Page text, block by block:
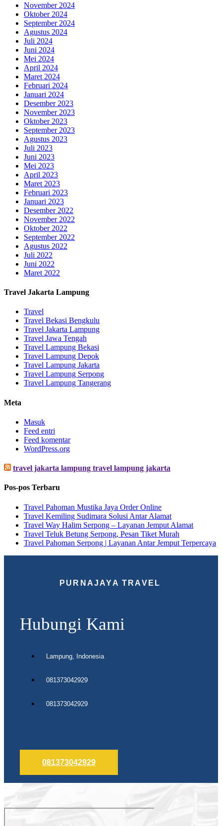
November 2024
Oktober 2024
September 2024
Agustus 2024
Juli 2024
Juni 2024
Mei 2024
April 2024
Maret 2024
Februari 2024
Januari 2024
Desember 2023
November 2023
Oktober 2023
September 2023
Agustus 2023
Juli 2023
Juni 2023
Mei 2023
April 2023
Maret 2023
Februari 2023
Januari 2023
Desember 2022
November 2022
Oktober 2022
September 2022
Agustus 2022
Juli 2022
Juni 2022
Maret 2022
Travel Jakarta Lampung
Travel
Travel Bekasi Bengkulu
Travel Jakarta Lampung
Travel Jawa Tengah
Travel Lampung Bekasi
Travel Lampung Depok
Travel Lampung Jakarta
Travel Lampung Serpong
Travel Lampung Tangerang
Meta
Masuk
Feed entri
Feed komentar
WordPress.org
travel jakarta lampung travel lampung jakarta
Pos-pos Terbaru
Travel Pahoman Mustika Jaya Order Online
Travel Kemiling Sudimara Solusi Antar Alamat
Travel Way Halim Serpong – Layanan Jemput Alamat
Travel Teluk Betung Serpong, Pesan Tiket Murah
Travel Pahoman Serpong | Layanan Antar Jemput Terpercaya
PURNAJAYA TRAVEL
Hubungi Kami
Lampung, Indonesia
081373042929
081373042929
081373042929